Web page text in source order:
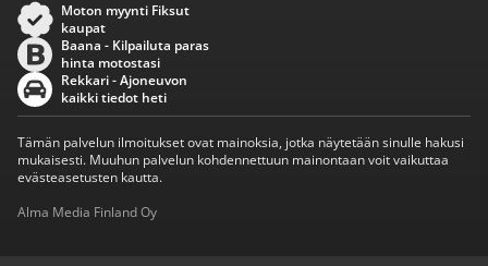
Moton myynti Fiksut
kaupat
Baana - Kilpailuta paras
hinta motostasi
Rekkari - Ajoneuvon
kaikki tiedot heti
Tämän palvelun ilmoitukset ovat mainoksia, jotka näytetään sinulle hakusi
mukaisesti. Muuhun palvelun kohdennettuun mainontaan voit vaikuttaa
evästeasetusten kautta.
Alma Media Finland Oy